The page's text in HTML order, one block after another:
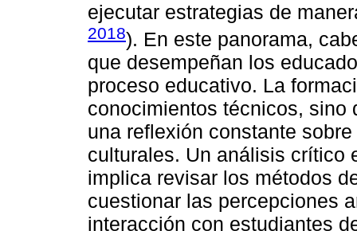
ejecutar estrategias de
2018). En este panorama,
que desempeñan los
proceso educativo. La
conocimientos técnicos, sino
una reflexión constante
culturales. Un análisis crítico
implica revisar los métodos
cuestionar las percepciones
interacción con estudiantes